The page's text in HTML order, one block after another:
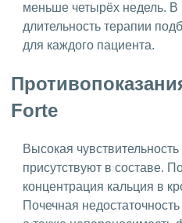
меньше четырёх недель. В
длительность терапии
для каждого пациента.
Forte
Высокая
присутствуют в составе.
концентрация кальция в
Почечная